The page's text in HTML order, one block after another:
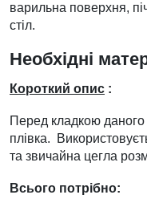
варильна поверхня,
стіл.
Необхідні
Короткий опис :
Перед кладкою даного
плівка.
та звичайна цегла
Всього потрібно: